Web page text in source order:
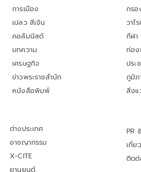
การเมือง
เปลว สีเงิน
คอลัมนิสต์
บทความ
เศรษฐกิจ
ข่าวพระราชสำนัก
หนังสือพิมพ์
กร
วาไ
กีฬา
ท่อ
ประ
ภูมิภ
สิ่ง
ต่างประเทศ
อาชญากรรม
X-CITE
ยานยนต์
PR
เกี่ย
ติด